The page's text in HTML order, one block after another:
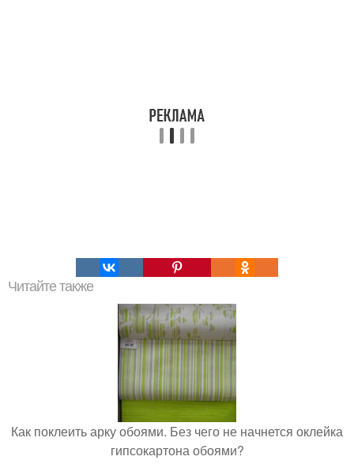
Читайте также
Как поклеить арку обоями. Без чего не начнется оклейка
гипсокартона обоями?